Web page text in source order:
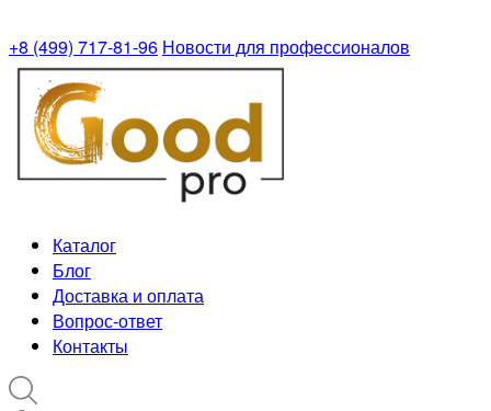
+8 (499) 717-81-96 Новости для профессионалов
Каталог
Блог
Доставка и оплата
Вопрос-ответ
Контакты